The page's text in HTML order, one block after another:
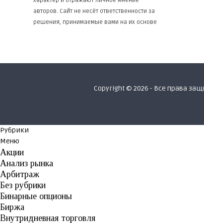
авторов. Сайт не несёт ответственности за
решения, принимаемые вами на их основе
Copyright © 2026 - Все права
Рубрики
Меню
Акции
Анализ рынка
Арбитраж
Без рубрики
Бинарные опционы
Биржа
Внутридневная торговля